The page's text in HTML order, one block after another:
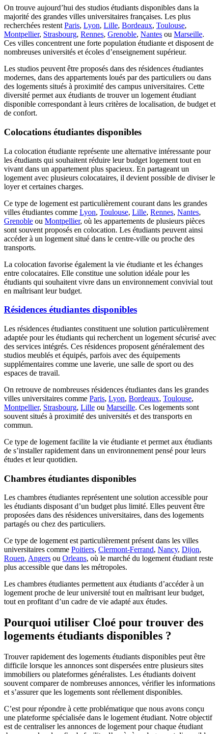
On trouve aujourd’hui des studios étudiants disponibles dans la
majorité des grandes villes universitaires françaises. Les plus
recherchées restent Paris, Lyon, Lille, Bordeaux, Toulouse,
Montpellier, Strasbourg, Rennes, Grenoble, Nantes ou Marseille.
Ces villes concentrent une forte population étudiante et disposent de
nombreuses universités et écoles d’enseignement supérieur.
Les studios peuvent être proposés dans des résidences étudiantes
modernes, dans des appartements loués par des particuliers ou dans
des logements situés à proximité des campus universitaires. Cette
diversité permet aux étudiants de trouver un logement étudiant
disponible correspondant à leurs critères de localisation, de budget et
de confort.
Colocations étudiantes disponibles
La colocation étudiante représente une alternative intéressante pour
les étudiants qui souhaitent réduire leur budget logement tout en
vivant dans un appartement plus spacieux. En partageant un
logement avec plusieurs colocataires, il devient possible de diviser le
loyer et certaines charges.
Ce type de logement est particulièrement courant dans les grandes
villes étudiantes comme Lyon, Toulouse, Lille, Rennes, Nantes,
Grenoble ou Montpellier, où les appartements de plusieurs pièces
sont souvent proposés en colocation. Les étudiants peuvent ainsi
accéder à un logement situé dans le centre-ville ou proche des
transports.
La colocation favorise également la vie étudiante et les échanges
entre colocataires. Elle constitue une solution idéale pour les
étudiants qui souhaitent vivre dans un environnement convivial tout
en maîtrisant leur budget.
Résidences étudiantes disponibles
Les résidences étudiantes constituent une solution particulièrement
adaptée pour les étudiants qui recherchent un logement sécurisé avec
des services intégrés. Ces résidences proposent généralement des
studios meublés et équipés, parfois avec des équipements
supplémentaires comme une laverie, une salle de sport ou des
espaces de travail.
On retrouve de nombreuses résidences étudiantes dans les grandes
villes universitaires comme Paris, Lyon, Bordeaux, Toulouse,
Montpellier, Strasbourg, Lille ou Marseille. Ces logements sont
souvent situés à proximité des universités et des transports en
commun.
Ce type de logement facilite la vie étudiante et permet aux étudiants
de s’installer rapidement dans un environnement pensé pour leurs
études et leur quotidien.
Chambres étudiantes disponibles
Les chambres étudiantes représentent une solution accessible pour
les étudiants disposant d’un budget plus limité. Elles peuvent être
proposées dans des résidences universitaires, dans des logements
partagés ou chez des particuliers.
Ce type de logement est particulièrement présent dans les villes
universitaires comme Poitiers, Clermont-Ferrand, Nancy, Dijon,
Rouen, Angers ou Orleans, où le marché du logement étudiant reste
plus accessible que dans les métropoles.
Les chambres étudiantes permettent aux étudiants d’accéder à un
logement proche de leur université tout en maîtrisant leur budget,
tout en profitant d’un cadre de vie adapté aux études.
Pourquoi utiliser Cloé pour trouver des
logements étudiants disponibles ?
Trouver rapidement des logements étudiants disponibles peut être
difficile lorsque les annonces sont dispersées entre plusieurs sites
immobiliers ou plateformes généralistes. Les étudiants doivent
souvent comparer de nombreuses annonces, vérifier les informations
et s’assurer que les logements sont réellement disponibles.
C’est pour répondre à cette problématique que nous avons conçu
une plateforme spécialisée dans le logement étudiant. Notre objectif
est de centraliser les annonces de logement pour chaque étudiant